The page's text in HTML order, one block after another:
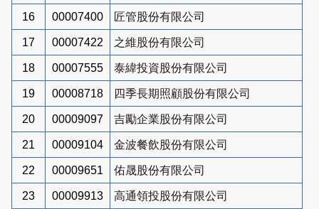
16 00007400 匠管股份有限公司
17 00007422 之維股份有限公司
18 00007555 泰緯投資股份有限公司
19 00008718 四季長期照顧股份有限公司
20 00009097 吉勵企業股份有限公司
21 00009104 金波餐飲股份有限公司
22 00009651 佑晟股份有限公司
23 00009913 高通領投股份有限公司